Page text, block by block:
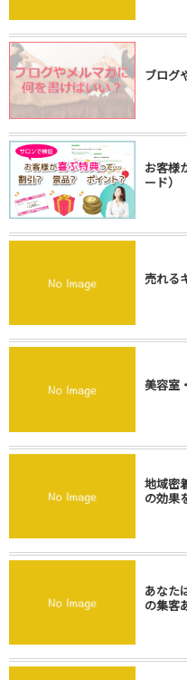
ブログ
お客様
ード）
売れる
美容室
地域密
の効果
あなた
の集客